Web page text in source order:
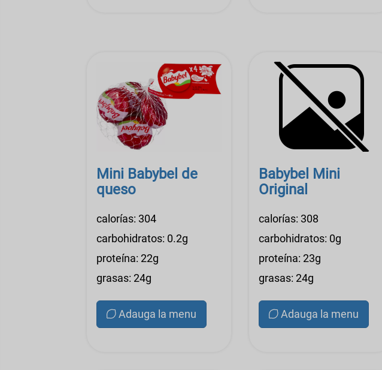
Mini Babybel de
queso
calorías: 304
carbohidratos: 0.2g
proteína: 22g
grasas: 24g
Adauga la menu
Babybel Mini
Original
calorías: 308
carbohidratos: 0g
proteína: 23g
grasas: 24g
Adauga la menu